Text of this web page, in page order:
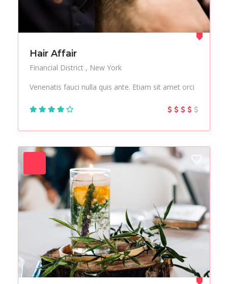
Hair Affair
Financial District
New York
Venenatis fauci nulla quis ante. Etiam sit amet orci